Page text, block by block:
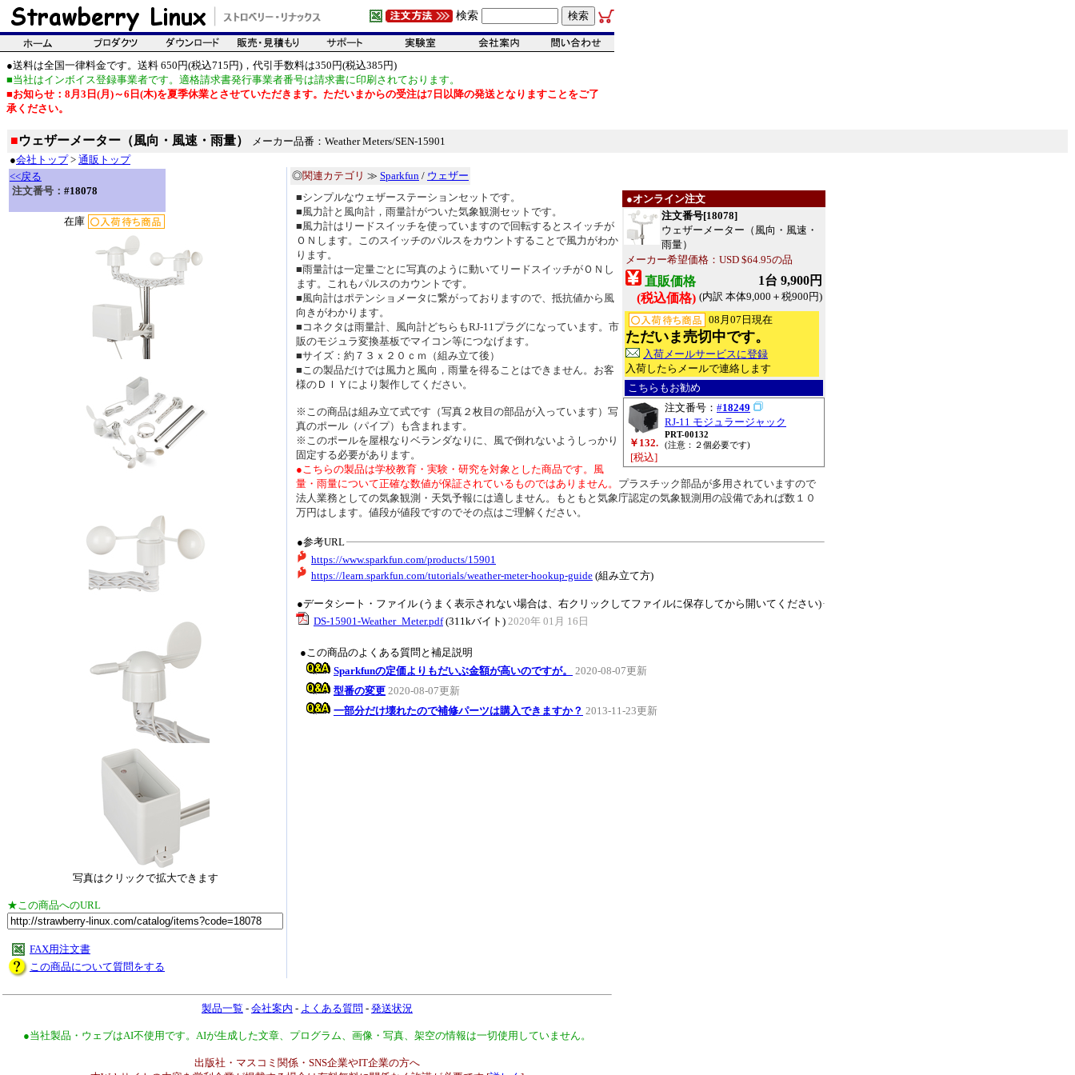
検索
●送料は全国一律料金です。送料 650円(税込715円)，代引手数料は350円(税込385円)
■当社はインボイス登録事業者です。適格請求書発行事業者番号は請求書に印刷されております。
■お知らせ：8月3日(月)～6日(木)を夏季休業とさせていただきます。ただいまからの受注は7日以降の発送となりますことをご了
承ください。
■ウェザーメーター（風向・風速・雨量）
メーカー品番：Weather Meters/SEN-15901
●会社トップ> 通販トップ
<<戻る
注文番号： #18078
在庫
写真はクリックで拡大できます
★この商品へのURL
FAX用注文書
この商品について質問をする
◎関連カテゴリ ≫ Sparkfun / ウェザー
●オンライン注文
注文番号[18078]
ウェザーメーター（風向・風速・
雨量）
メーカー希望価格：USD $64.95の品
直販価格
(税込価格)
1台 9,900円
(内訳 本体9,000＋税900円)
08月07日現在
ただいま売切中です。
入荷メールサービスに登録
入荷したらメールで連絡します
こちらもお勧め
￥132.
[税込]
注文番号： #18249
RJ-11 モジュラージャック
PRT-00132
(注意：２個必要です)
■シンプルなウェザーステーションセットです。
■風力計と風向計，雨量計がついた気象観測セットです。
■風力計はリードスイッチを使っていますので回転するとスイッチが
ＯＮします。このスイッチのパルスをカウントすることで風力がわか
ります。
■雨量計は一定量ごとに写真のように動いてリードスイッチがＯＮし
ます。これもパルスのカウントです。
■風向計はポテンショメータに繋がっておりますので、抵抗値から風
向きがわかります。
■コネクタは雨量計、風向計どちらもRJ-11プラグになっています。市
販のモジュラ変換基板でマイコン等につなげます。
■サイズ：約７３ｘ２０ｃｍ（組み立て後）
■この製品だけでは風力と風向，雨量を得ることはできません。お客
様のＤＩＹにより製作してください。
※この商品は組み立て式です（写真２枚目の部品が入っています）写
真のポール（パイプ）も含まれます。
※このポールを屋根なりベランダなりに、風で倒れないようしっかり
固定する必要があります。
●こちらの製品は学校教育・実験・研究を対象とした商品です。風
量・雨量について正確な数値が保証されているものではありません。 プラスチック部品が多用されていますので
法人業務としての気象観測・天気予報には適しません。もともと気象庁認定の気象観測用の設備であれば数１０
万円はします。値段が値段ですのでその点はご理解ください。
●参考URL
https://www.sparkfun.com/products/15901
https://learn.sparkfun.com/tutorials/weather-meter-hookup-guide (組み立て方)
●データシート・ファイル (うまく表示されない場合は、右クリックしてファイルに保存してから開いてください)
DS-15901-Weather_Meter.pdf(311kバイト) 2020年 01月 16日
●この商品のよくある質問と補足説明
Sparkfunの定価よりもだいぶ金額が高いのですが。
2020-08-07更新
型番の変更 2020-08-07更新
一部分だけ壊れたので補修パーツは購入できますか？ 2013-11-23更新
製品一覧 - 会社案内 - よくある質問 - 発送状況
●当社製品・ウェブはAI不使用です。AIが生成した文章、プログラム、画像・写真、架空の情報は一切使用していません。
出版社・マスコミ関係・SNS企業やIT企業の方へ